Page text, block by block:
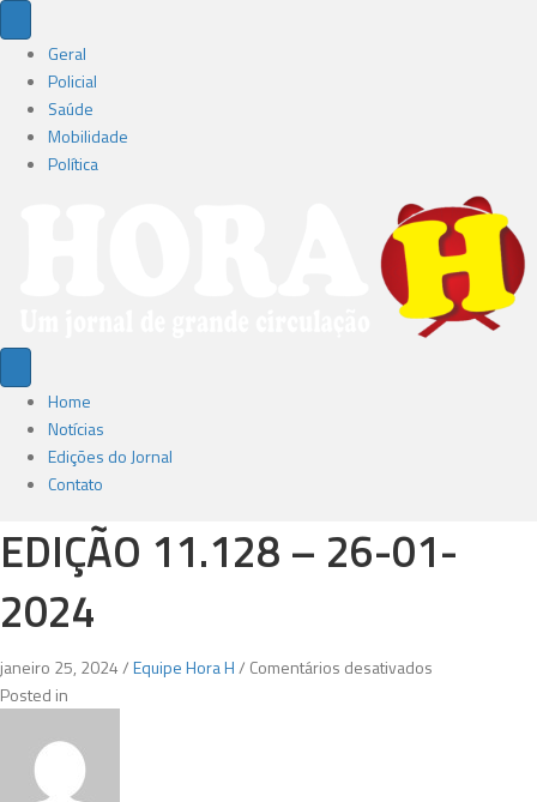
Geral
Policial
Saúde
Mobilidade
Política
Home
Notícias
Edições do Jornal
Contato
EDIÇÃO 11.128 – 26-01-
2024
janeiro 25, 2024/Equipe Hora H/ Comentários desativados
Posted in